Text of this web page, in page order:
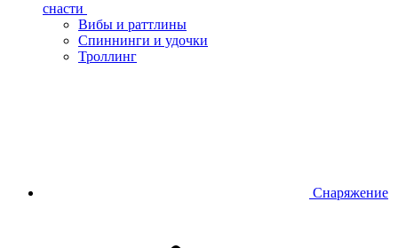
снасти
Вибы и раттлины
Спиннинги и удочки
Троллинг
Снаряжение